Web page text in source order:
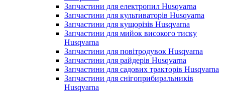
Запчастини для електропил Husqvarna
Запчастини для культиваторів Husqvarna
Запчастини для кущорізів Husqvarna
Запчастини для мийок високого тиску
Husqvarna
Запчастини для повітродувок Husqvarna
Запчастини для райдерів Husqvarna
Запчастини для садових тракторів Husqvarna
Запчастини для снігоприбиральників
Husqvarna